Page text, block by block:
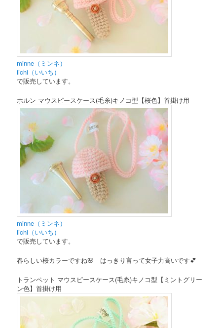
minne（ミンネ）
iichi（いいち）
で販売しています。
ホルン マウスピースケース(毛糸)キノコ型【桜色】首掛け用
minne（ミンネ）
iichi（いいち）
で販売しています。
春らしい桜カラーですね🌸 はっきり言って女子力高いです💕
トランペット マウスピースケース(毛糸)キノコ型【ミントグリー
ン色】首掛け用